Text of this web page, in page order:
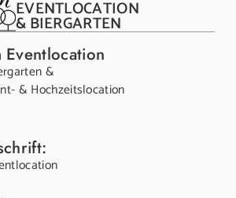
EVENTLOCATION
& BIERGARTEN
Eventlocation
&
& Hochzeitslocation